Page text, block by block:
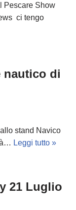
Pescare Show
ci tengo
nautico di
stand Navico
Leggi tutto »
21 Luglio